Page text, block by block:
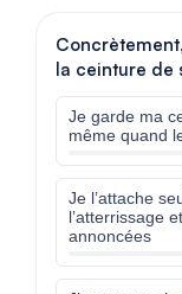
la ceinture de
Je garde ma
même quand
Je l’attache
l’atterrissage
annoncées